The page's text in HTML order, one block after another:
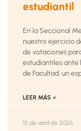
estudiantil
En la Seccional
nuestro ejercicio
de votaciones
estudiantiles ante
de Facultad, un
LEER MÁS »
15 de abril de 2026